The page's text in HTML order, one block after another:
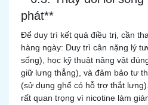
phát**
Để duy trì kết quả điều trị, cần
hàng ngày: Duy trì cân nặng lý
sống), học kỹ thuật nâng vật
giữ lưng thẳng), và đảm bảo tư
(sử dụng ghế có hỗ trợ thắt
rất quan trọng vì nicotine làm